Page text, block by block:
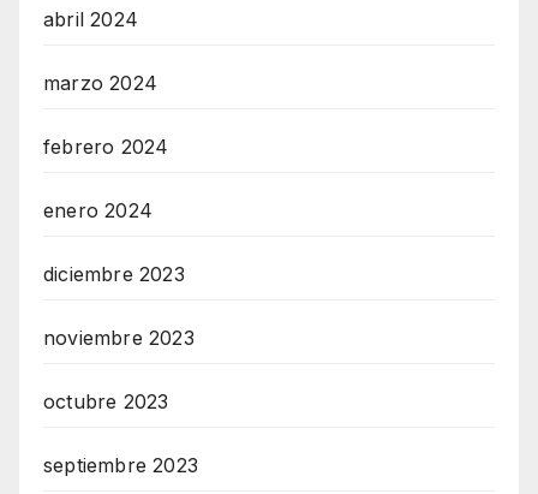
abril 2024
marzo 2024
febrero 2024
enero 2024
diciembre 2023
noviembre 2023
octubre 2023
septiembre 2023